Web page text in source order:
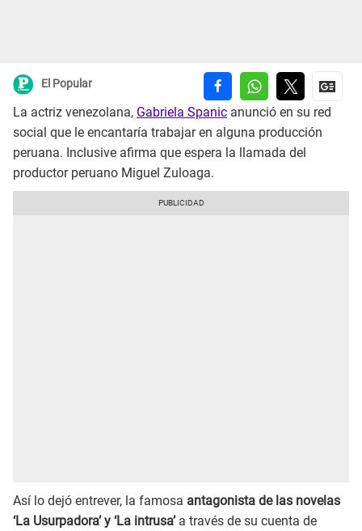
El Popular
La actriz venezolana, Gabriela Spanic anunció en su red
social que le encantaría trabajar en alguna producción
peruana. Inclusive afirma que espera la llamada del
productor peruano Miguel Zuloaga.
Así lo dejó entrever, la famosa antagonista de las novelas
‘La Usurpadora’ y ‘La intrusa’ a través de su cuenta de